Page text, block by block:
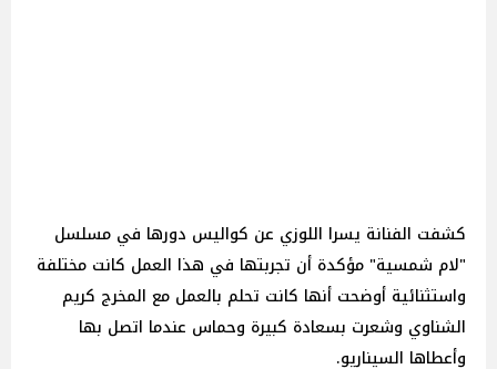
كشفت الفنانة يسرا اللوزي عن كواليس دورها في مسلسل
"لام شمسية" مؤكدة أن تجربتها في هذا العمل كانت مختلفة
واستثنائية أوضحت أنها كانت تحلم بالعمل مع المخرج كريم
الشناوي وشعرت بسعادة كبيرة وحماس عندما اتصل بها
وأعطاها السيناريو.